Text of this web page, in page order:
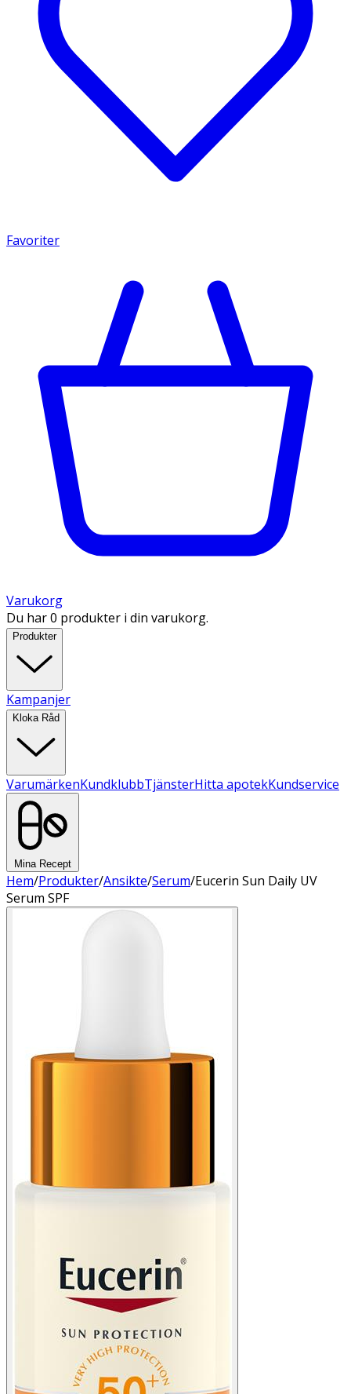
Favoriter
Varukorg
Du har 0 produkter i din varukorg.
Produkter
Kampanjer
Kloka Råd
VarumärkenKundklubbTjänsterHitta apotekKundservice
Mina Recept
Hem/Produkter/Ansikte/Serum/Eucerin Sun Daily UV
Serum SPF